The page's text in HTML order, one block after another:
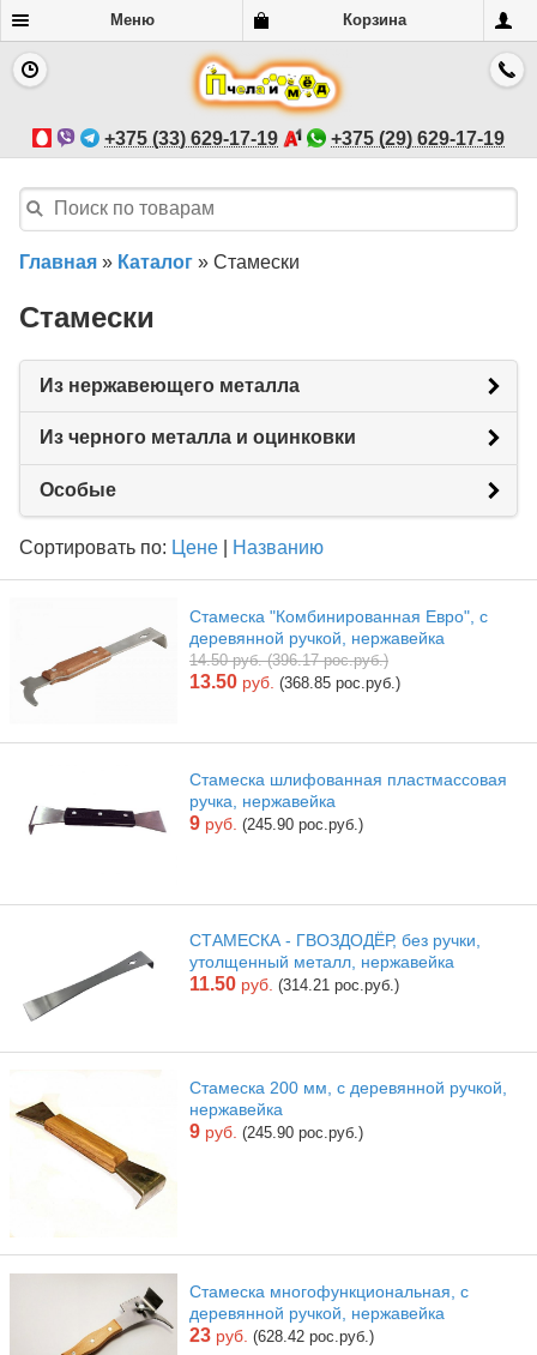
Меню Корзина
+375 (33) 629-17-19 +375 (29) 629-17-19
Главная » Каталог » Стамески
Стамески
Из нержавеющего металла
Из черного металла и оцинковки
Особые
Сортировать по: Цене Названию
Стамеска "Комбинированная Евро", с
деревянной ручкой, нержавейка
14.50 руб. (396.17 рос.руб.)
13.50 руб. (368.85 рос.руб.)
Стамеска шлифованная пластмассовая
ручка, нержавейка
9 руб. (245.90 рос.руб.)
СТАМЕСКА - ГВОЗДОДЁР, без ручки,
утолщенный металл, нержавейка
11.50 руб. (314.21 рос.руб.)
Стамеска 200 мм, с деревянной ручкой,
нержавейка
9 руб. (245.90 рос.руб.)
Стамеска многофункциональная, с
деревянной ручкой, нержавейка
23 руб. (628.42 рос.руб.)